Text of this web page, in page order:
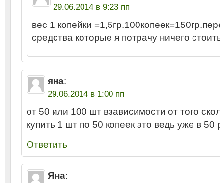
29.06.2014 в 9:23 пп
вес 1 копейки
средства которые я потрачу ничего
яна:
29.06.2014 в 1:00 пп
от 50 или 100 шт взависимости от того
купить 1 шт по 50 копеек это ведь уже в
Ответить
Яна: